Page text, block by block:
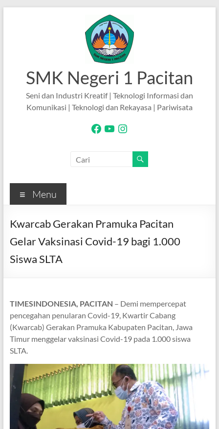
SMK Negeri 1 Pacitan
Seni dan Industri Kreatif | Teknologi Informasi dan
Komunikasi | Teknologi dan Rekayasa | Pariwisata
Facebook
YouTubeInstagram
Menu
Kwarcab Gerakan Pramuka Pacitan
Gelar Vaksinasi Covid-19 bagi 1.000
Siswa SLTA
TIMESINDONESIA, PACITAN – Demi mempercepat
pencegahan penularan Covid-19, Kwartir Cabang
(Kwarcab) Gerakan Pramuka Kabupaten Pacitan, Jawa
Timur menggelar vaksinasi Covid-19 pada 1.000 siswa
SLTA.